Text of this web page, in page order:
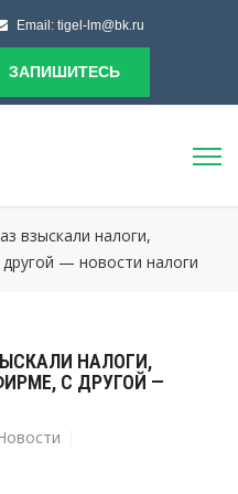
Email: tigel-lm@bk.ru
ЗАПИШИТЕСЬ
взыскали налоги,
— новости налоги
НАЛОГИ,
С ДРУГОЙ —